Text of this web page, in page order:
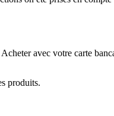
avec votre carte
produits.